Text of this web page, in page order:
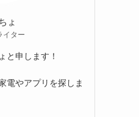
ょ
イター
と申します！
電やアプリを探しま